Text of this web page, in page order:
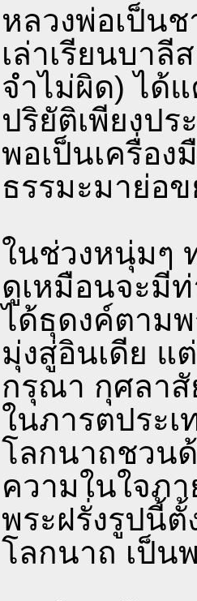
หลวงพ่อเป็น
เล่าเรียนบาลี
จำไม่ผิด) ได้
ปริยัติเพียงปร
พอเป็นเครื่อ
ธรรมะมาย่อ
ในช่วงหนุ่มๆ
ดูเหมือนจะมี
ได้ธุดงค์ตามพ
มุ่งสู่อินเดีย แ
กรุณา กุศลา
ในภารตประ
โลกนาถชวน
ความในใจภา
พระฝรั่งรูปนี้
โลกนาถ เป็น